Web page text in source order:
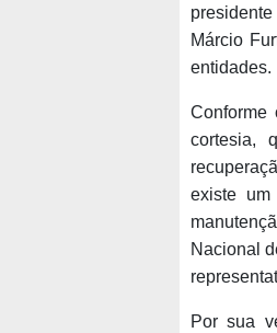
Márcio
entidades.
cortesia,
existe
Nacional
Por sua